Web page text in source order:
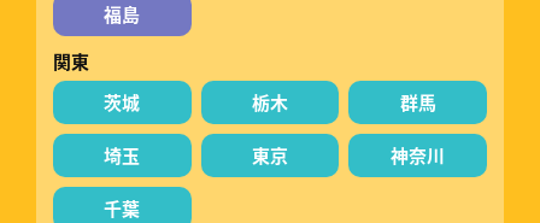
福島
関東
茨城
栃木 群馬
埼玉 東京 神奈川
千葉